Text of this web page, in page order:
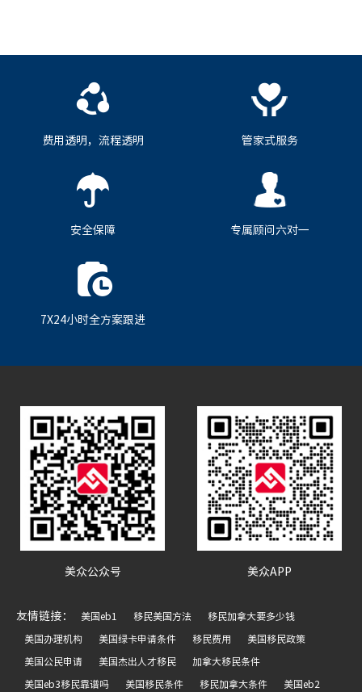
费用透明，流程透明 管家式服务
安全保障 专属顾问六对一
7X24小时全方案跟进
美众公众号 美众APP
友情链接： 美国eb1 移民美国方法 移民加拿大要多少钱
美国办理机构 美国绿卡申请条件 移民费用 美国移民政策
美国公民申请 美国杰出人才移民 加拿大移民条件
美国eb3移民靠谱吗 美国移民条件 移民加拿大条件 美国eb2